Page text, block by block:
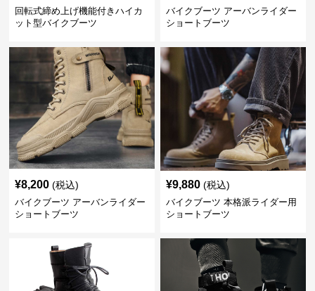
回転式締め上げ機能付きハイカ
ット型バイクブーツ
バイクブーツ アーバンライダー
ショートブーツ
¥8,200 (税込)
バイクブーツ アーバンライダー
ショートブーツ
¥9,880 (税込)
バイクブーツ 本格派ライダー用
ショートブーツ